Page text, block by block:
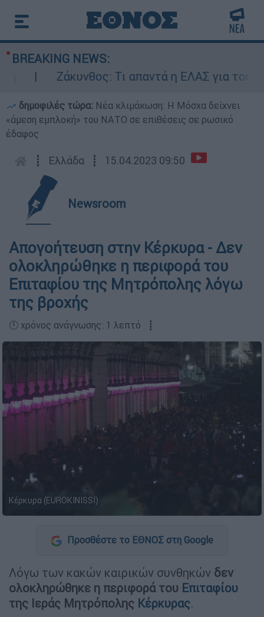
BREAKING NEWS:
Ζάκυνθος: Τι απαντά η ΕΛΑΣ για τους 8
δημοφιλές τώρα: Νέα κλιμάκωση: Η Μόσχα δείχνει
«άμεση εμπλοκή» του ΝΑΤΟ σε επιθέσεις σε ρωσικό
έδαφος
┋ Ελλάδα ┋ 15.04.2023 09:50
Newsroom
Απογοήτευση στην Κέρκυρα - Δεν
ολοκληρώθηκε η περιφορά του
Επιταφίου της Μητρόπολης λόγω
της βροχής
🕛 χρόνος ανάγνωσης: 1 λεπτό ┋
Κέρκυρα (EUROKINISSI)
Προσθέστε το ΕΘΝΟΣ στη Google
Λόγω των κακών καιρικών συνθηκών δεν
ολοκληρώθηκε η περιφορά του Eπιταφίου
της Ιεράς Μητρόπολης Κέρκυρας.